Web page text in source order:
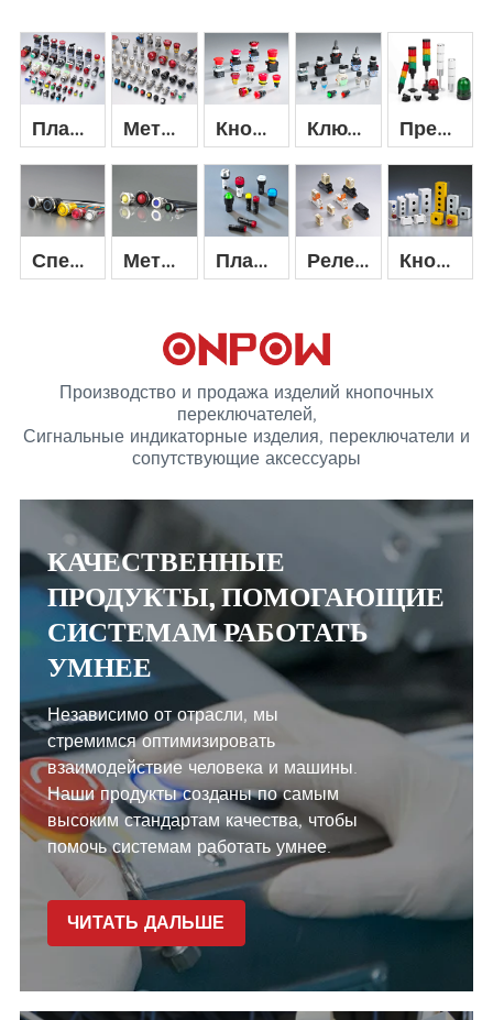
Пластиковая кнопка-переключатель Металлическая кнопочная клавиша Кнопка аварийной остановки Ключ и селекторный переключатель Предупреждающий сигнал
Специальная кнопка и переключатель Металлический индикатор Пластиковый индикатор Реле и переключатель промышленного управления Кнопочный переключатель
Производство и продажа изделий кнопочных
переключателей,
Сигнальные индикаторные изделия, переключатели и
сопутствующие аксессуары
КАЧЕСТВЕННЫЕ
ПРОДУКТЫ, ПОМОГАЮЩИЕ
СИСТЕМАМ РАБОТАТЬ
УМНЕЕ
Независимо от отрасли, мы
стремимся оптимизировать
взаимодействие человека и машины.
Наши продукты созданы по самым
высоким стандартам качества, чтобы
помочь системам работать умнее.
ЧИТАТЬ ДАЛЬШЕ